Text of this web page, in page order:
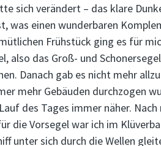
sich verändert – das klare
was einen wunderbaren
Frühstück ging es für
also das Groß- und
Danach gab es nicht mehr
mehr Gebäuden durchzogen
des Tages immer näher.
die Vorsegel war ich im
unter sich durch die Wellen